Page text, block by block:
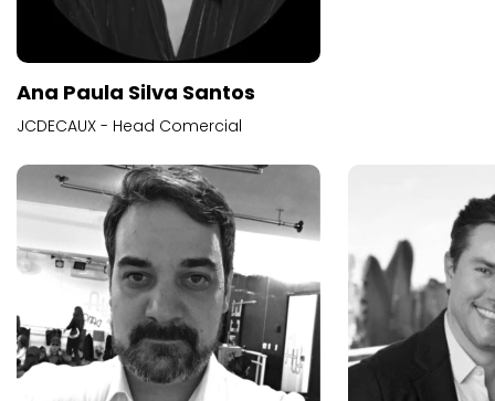
Ana Paula Silva Santos
JCDECAUX - Head Comercial